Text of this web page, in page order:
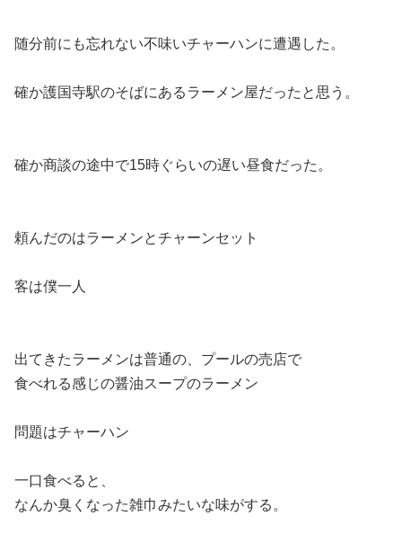
随分前にも忘れない不味いチャーハンに遭遇した。
確か護国寺駅のそばにあるラーメン屋だったと思う。
確か商談の途中で15時ぐらいの遅い昼食だった。
頼んだのはラーメンとチャーンセット
客は僕一人
出てきたラーメンは普通の、プールの売店で
食べれる感じの醤油スープのラーメン
問題はチャーハン
一口食べると、
なんか臭くなった雑巾みたいな味がする。